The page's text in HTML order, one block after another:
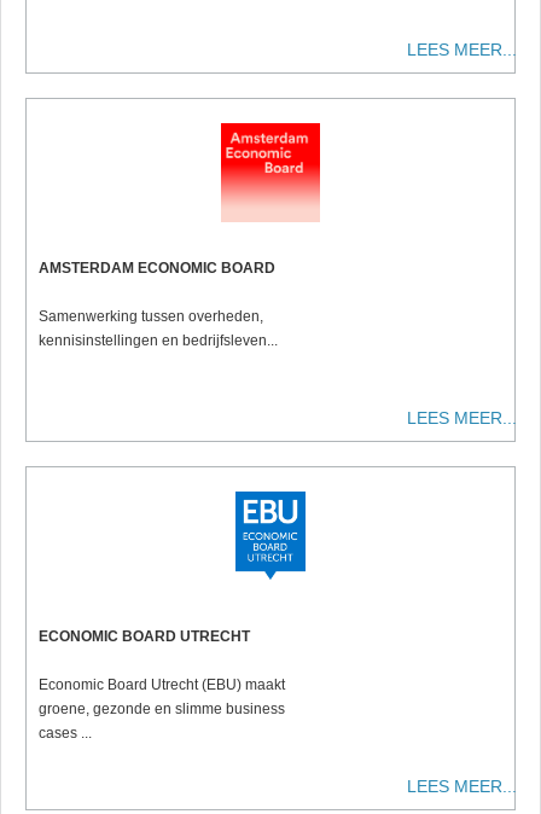
LEES MEER...
AMSTERDAM ECONOMIC BOARD
Samenwerking tussen overheden,
kennisinstellingen en bedrijfsleven...
LEES MEER...
ECONOMIC BOARD UTRECHT
Economic Board Utrecht (EBU) maakt
groene, gezonde en slimme business
cases ...
LEES MEER...